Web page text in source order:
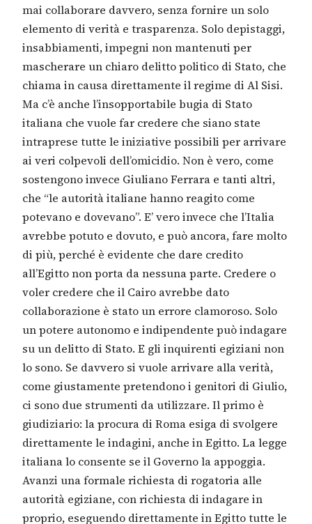
mai collaborare davvero, senza fornire un solo
elemento di verità e trasparenza. Solo depistaggi,
insabbiamenti, impegni non mantenuti per
mascherare un chiaro delitto politico di Stato, che
chiama in causa direttamente il regime di Al Sisi.
Ma c’è anche l’insopportabile bugia di Stato
italiana che vuole far credere che siano state
intraprese tutte le iniziative possibili per arrivare
ai veri colpevoli dell’omicidio. Non è vero, come
sostengono invece Giuliano Ferrara e tanti altri,
che “le autorità italiane hanno reagito come
potevano e dovevano”. E’ vero invece che l’Italia
avrebbe potuto e dovuto, e può ancora, fare molto
di più, perché è evidente che dare credito
all’Egitto non porta da nessuna parte. Credere o
voler credere che il Cairo avrebbe dato
collaborazione è stato un errore clamoroso. Solo
un potere autonomo e indipendente può indagare
su un delitto di Stato. E gli inquirenti egiziani non
lo sono. Se davvero si vuole arrivare alla verità,
come giustamente pretendono i genitori di Giulio,
ci sono due strumenti da utilizzare. Il primo è
giudiziario: la procura di Roma esiga di svolgere
direttamente le indagini, anche in Egitto. La legge
italiana lo consente se il Governo la appoggia.
Avanzi una formale richiesta di rogatoria alle
autorità egiziane, con richiesta di indagare in
proprio, eseguendo direttamente in Egitto tutte le